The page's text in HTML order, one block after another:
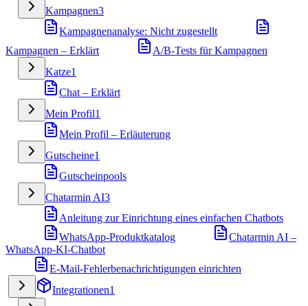
Kampagnen3
Kampagnenanalyse: Nicht zugestellt
Kampagnen – Erklärt
A/B-Tests für Kampagnen
Katze1
Chat – Erklärt
Mein Profil1
Mein Profil – Erläuterung
Gutscheine1
Gutscheinpools
Chatarmin AI3
Anleitung zur Einrichtung eines einfachen Chatbots
WhatsApp-Produktkatalog
Chatarmin AI –
WhatsApp-KI-Chatbot
E-Mail-Fehlerbenachrichtigungen einrichten
Integrationen1